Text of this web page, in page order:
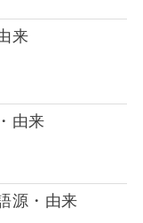
来
由来
源・由来